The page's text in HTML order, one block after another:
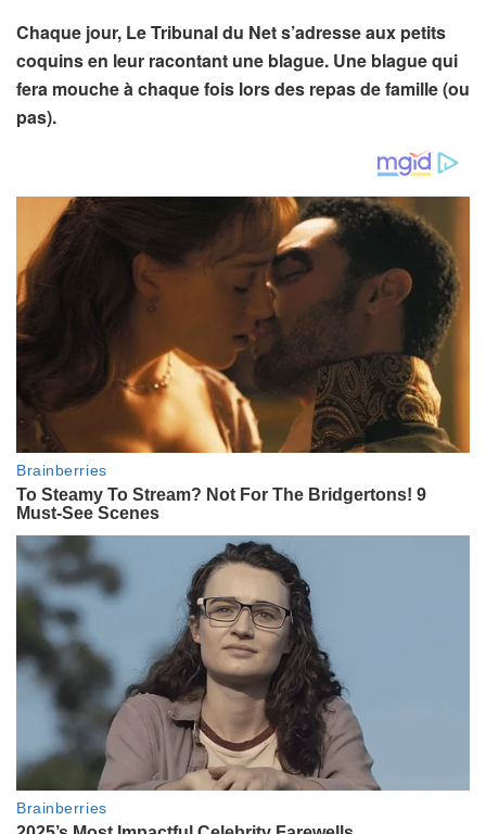
Chaque jour, Le Tribunal du Net s’adresse aux petits
coquins en leur racontant une blague. Une blague qui
fera mouche à chaque fois lors des repas de famille (ou
pas).